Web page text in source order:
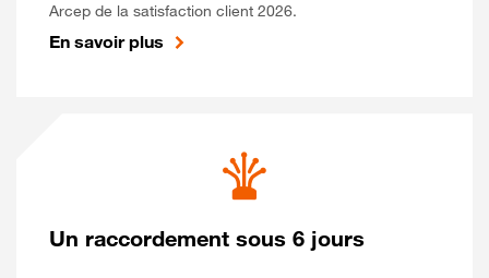
Arcep de la satisfaction client 2026.
En savoir plus
Un raccordement sous 6 jours